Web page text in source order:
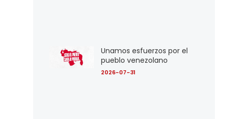
Unamos esfuerzos por el
pueblo venezolano
2026-07-31